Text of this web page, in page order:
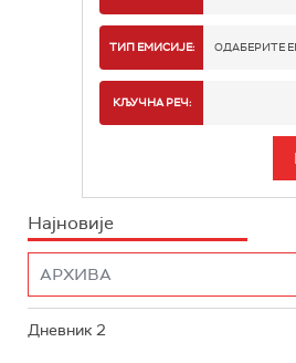
РТС 1
РТС 3
ТИП ЕМИСИЈЕ: ОДАБЕРИТЕ
ИНФО
КЉУЧНА РЕЧ:
Најновије
Дневник 2